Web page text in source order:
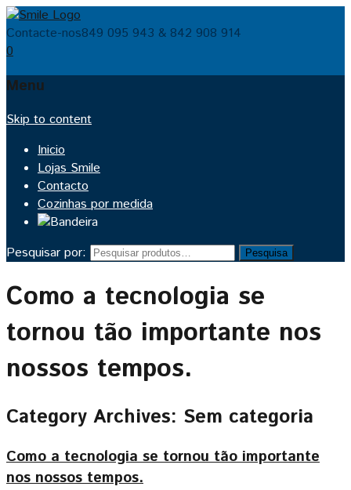
Contacte-nos849 095 943 & 842 908 914
0
Menu
Skip to content
Inicio
Lojas Smile
Contacto
Cozinhas por medida
Pesquisar por: Pesquisa
Como a tecnologia se
tornou tão importante nos
nossos tempos.
Category Archives: Sem categoria
Como a tecnologia se tornou tão importante
nos nossos tempos.